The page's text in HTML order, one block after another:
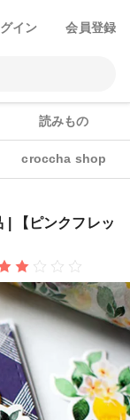
イン 会員登録
読みもの
croccha shop
【ピンクフレッ